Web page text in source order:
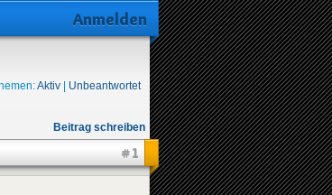
Anmelden
Aktiv
Unbeantwortet
Beitrag schreiben
#1